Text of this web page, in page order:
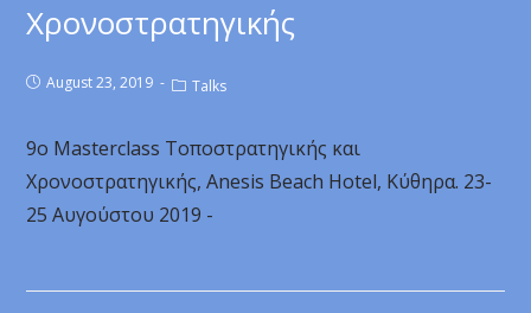
Χρονοστρατηγικής
August 23, 2019 Talks
9ο Masterclass Τοποστρατηγικής και
Χρονοστρατηγικής, Anesis Beach Hotel, Κύθηρα. 23-
25 Αυγούστου 2019 -